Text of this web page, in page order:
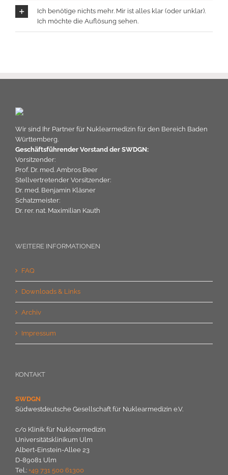
Ich benötige nichts mehr. Mir ist alles klar (oder unklar).
Ich möchte die Auflösung sehen.
Wir sind Ihr Partner für Nuklearmedizin für den Bereich Baden
Württemberg.
Geschäftsführender Vorstand der SWDGN:
Vorsitzender:
Prof. Dr. med. Ambros Beer
Stellvertretender Vorsitzender:
Dr. med. Benjamin Kläsner
Schatzmeister:
Dr. rer. nat. Maximilian Kauth
WEITERE INFORMATIONEN
FAQ
Downloads & Links
Archiv
Impressum
KONTAKT
SWDGN
Südwestdeutsche Gesellschaft für Nuklearmedizin e.V.
c/o Klinik für Nuklearmedizin
Universitätsklinikum Ulm
Albert-Einstein-Allee 23
D-89081 Ulm
Tel.: +49 731 500 61300